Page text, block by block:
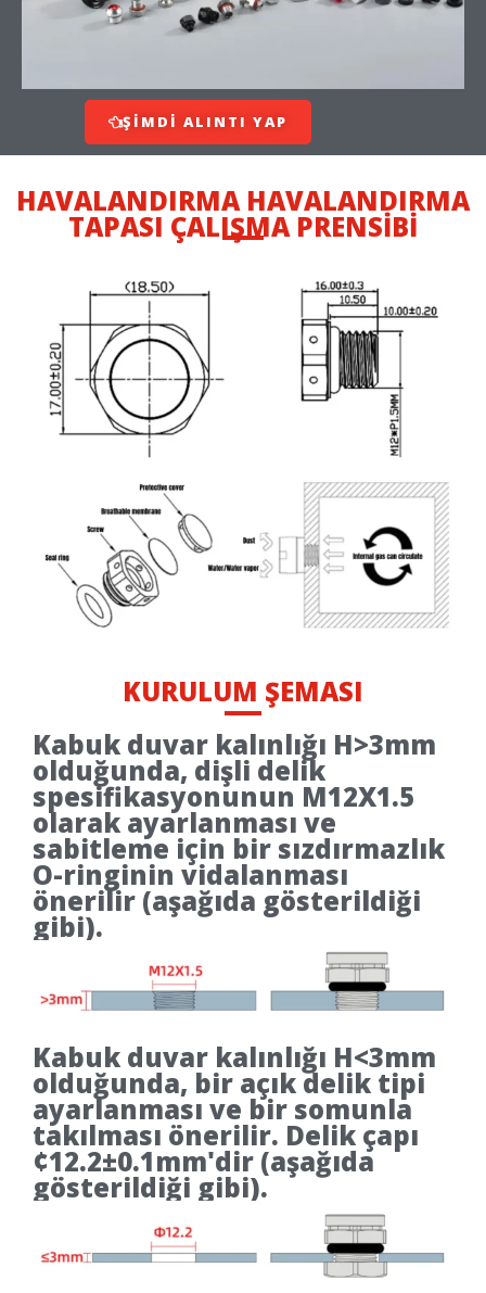
ŞIMDI ALINTI YAP
HAVALANDIRMA HAVALANDIRMA
TAPASI ÇALIŞMA PRENSIBI
KURULUM ŞEMASI
Kabuk duvar kalınlığı H>3mm
olduğunda, dişli delik
spesifikasyonunun M12X1.5
olarak ayarlanması ve
sabitleme için bir sızdırmazlık
O-ringinin vidalanması
önerilir (aşağıda gösterildiği
gibi).
Kabuk duvar kalınlığı H<3mm
olduğunda, bir açık delik tipi
ayarlanması ve bir somunla
takılması önerilir. Delik çapı
¢12.2±0.1mm'dir (aşağıda
gösterildiği gibi).